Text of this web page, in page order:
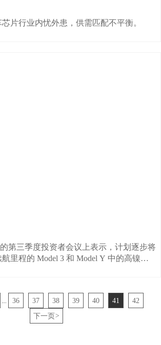
片行业内忧外患，供需匹配不平衡。
的第三季度投资者会议上表示，计划逐步将
里程的 Model 3 和 Model Y 中的高镍三
36 37 38 39 40 41
42
下一页>